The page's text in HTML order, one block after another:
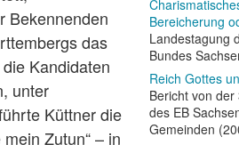
Bekennenden
das
Kandidaten
unter
Küttner die
Zutun“ – in
Bereicherung
Landestagung
Bundes
Reich Gottes
Bericht von
des EB
Gemeinden